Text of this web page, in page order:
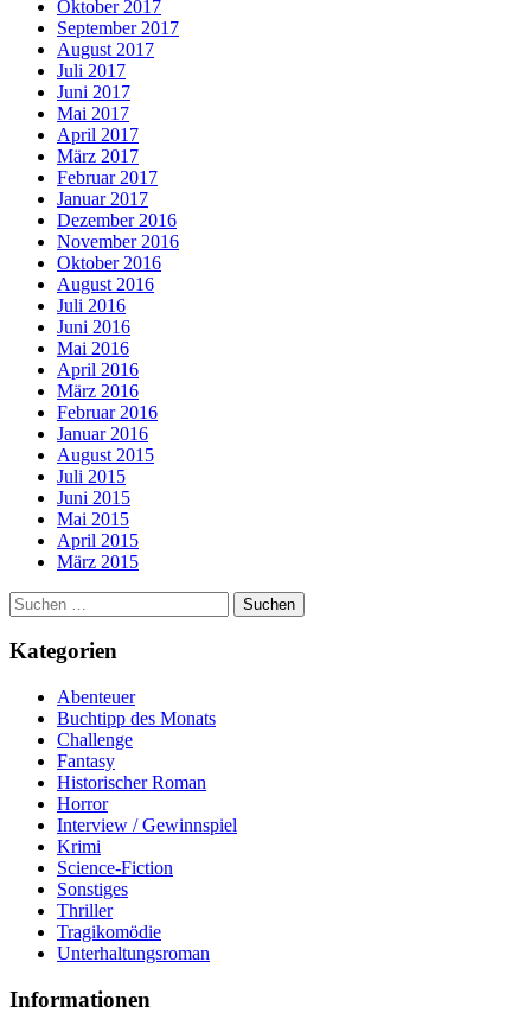
Oktober 2017
September 2017
August 2017
Juli 2017
Juni 2017
Mai 2017
April 2017
März 2017
Februar 2017
Januar 2017
Dezember 2016
November 2016
Oktober 2016
August 2016
Juli 2016
Juni 2016
Mai 2016
April 2016
März 2016
Februar 2016
Januar 2016
August 2015
Juli 2015
Juni 2015
Mai 2015
April 2015
März 2015
Suchen
nach:
Kategorien
Abenteuer
Buchtipp des Monats
Challenge
Fantasy
Historischer Roman
Horror
Interview / Gewinnspiel
Krimi
Science-Fiction
Sonstiges
Thriller
Tragikomödie
Unterhaltungsroman
Informationen